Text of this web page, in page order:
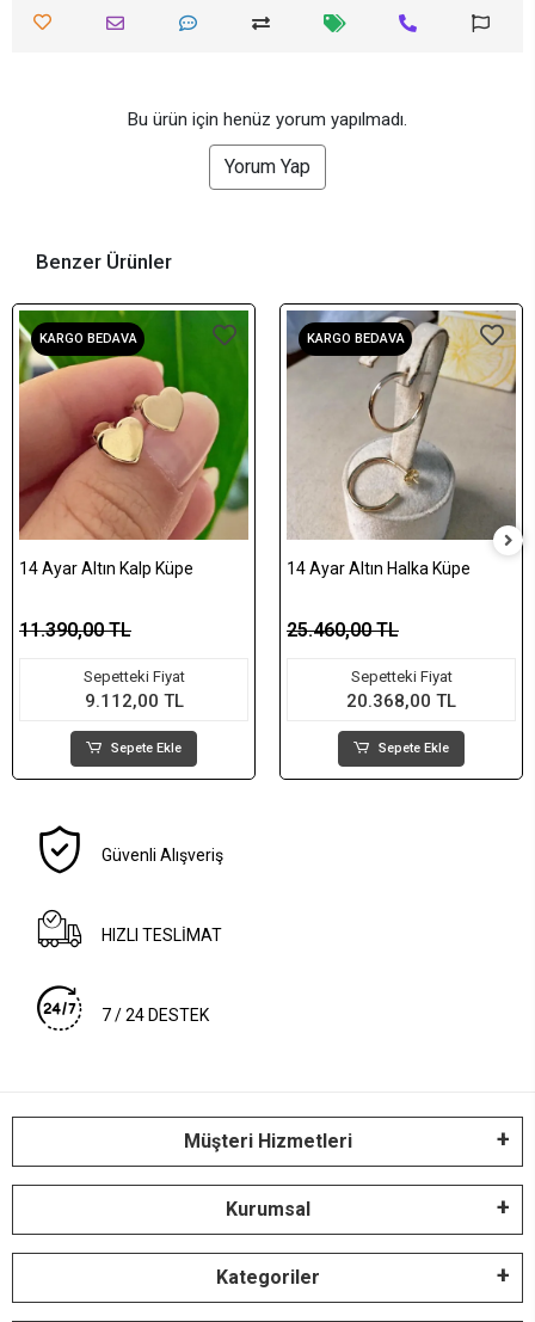
Bu ürün için henüz yorum yapılmadı.
Yorum Yap
Benzer Ürünler
KARGO BEDAVA
14 Ayar Altın Kalp Küpe
11.390,00 TL
Sepetteki Fiyat
9.112,00 TL
Sepete Ekle
KARGO BEDAVA
14 Ayar Altın Halka Küpe
25.460,00 TL
Sepetteki Fiyat
20.368,00 TL
Sepete Ekle
Güvenli Alışveriş
HIZLI TESLİMAT
7 / 24 DESTEK
Müşteri Hizmetleri
Kurumsal
Kategoriler